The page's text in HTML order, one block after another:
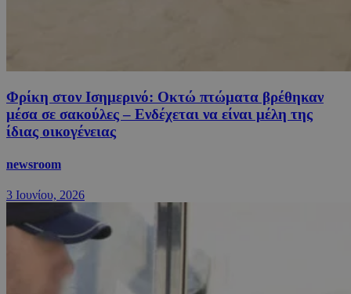
Φρίκη στον Ισημερινό: Οκτώ πτώματα βρέθηκαν
μέσα σε σακούλες – Ενδέχεται να είναι μέλη της
ίδιας οικογένειας
newsroom
3 Ιουνίου, 2026